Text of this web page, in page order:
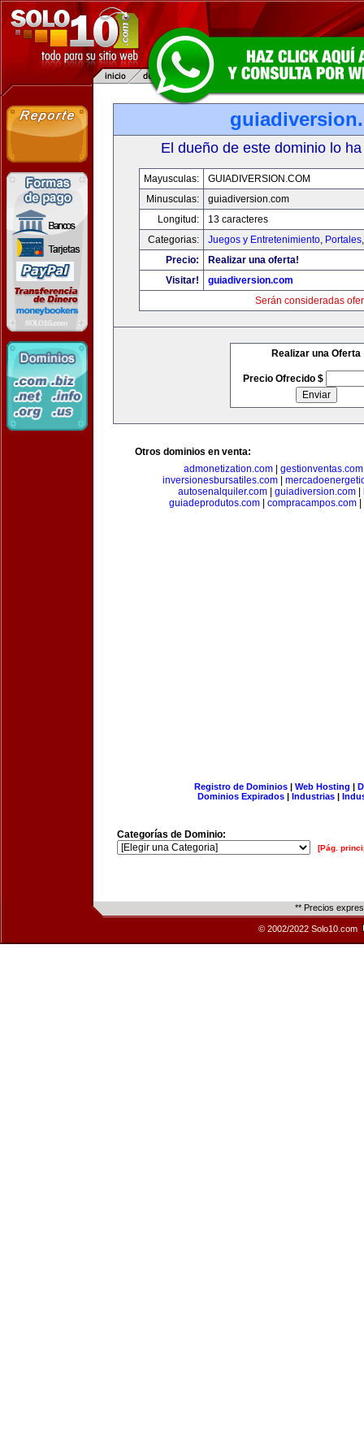
El dueño de este dominio lo
Mayusculas:
GUIADIVERSION.COM
Minusculas:
guiadiversion.com
Longitud:
13 caracteres
Categorias:
Juegos y Entretenimiento, Portales
Precio:
Realizar una oferta!
Visitar!
guiadiversion.com
Serán consideradas
Realizar una Oferta
Precio Ofrecido $
Otros dominios en venta:
admonetization.com| gestionventas.com
inversionesbursatiles.com|
autosenalquiler.com| guiadiversion.com|
guiadeprodutos.com| compracampos.com|
Registro de Dominios| Web Hosting |
Dominios Expirados | Industrias |
Categorías de Dominio:
[Pág.
** Precios
© 2002/2022 Solo10.com